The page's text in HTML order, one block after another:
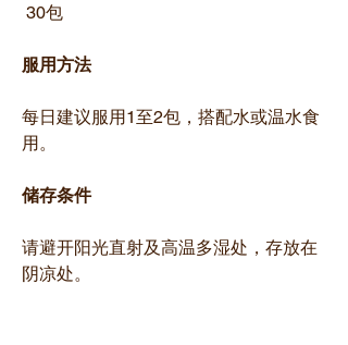
30包
服用方法
每日建议服用1至2包，搭配水或温水食
用。
储存条件
请避开阳光直射及高温多湿处，存放在
阴凉处。